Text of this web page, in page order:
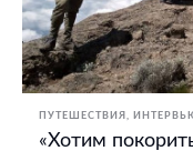
ПУТЕШЕСТВИЯ
«Хотим